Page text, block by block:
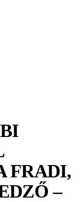
FRADI,
–